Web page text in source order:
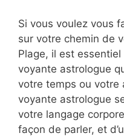
Si vous voulez vous
sur votre chemin de
Plage, il est
voyante astrologue
votre temps ou votre
voyante astrologue
votre langage
façon de parler, et